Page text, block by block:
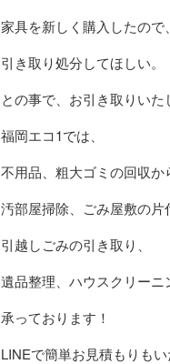
家具を新しく購入したので、
引き取り処分してほしい。
との事で、お引き取りいた
福岡エコ1では、
不用品、粗大ゴミの回収か
汚部屋掃除、ごみ屋敷の片
引越しごみの引き取り、
遺品整理、ハウスクリーニ
承っております！
LINEで簡単お見積もりもい